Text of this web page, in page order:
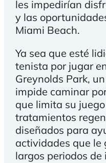
les impedirían
y las
Miami Beach.
Ya sea que esté
tenista por jugar
Greynolds Park,
impide caminar
que limita su
tratamientos
diseñados para
actividades que le
largos periodos